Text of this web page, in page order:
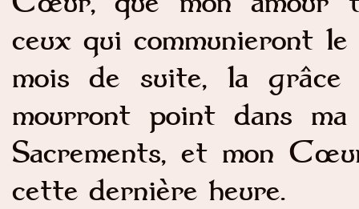
ceux qui communieront
mois de suite, la
mourront point dans
Sacrements, et mon
cette dernière heure.